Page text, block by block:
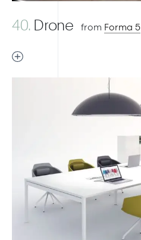
40. Drone from Forma 5
Previous